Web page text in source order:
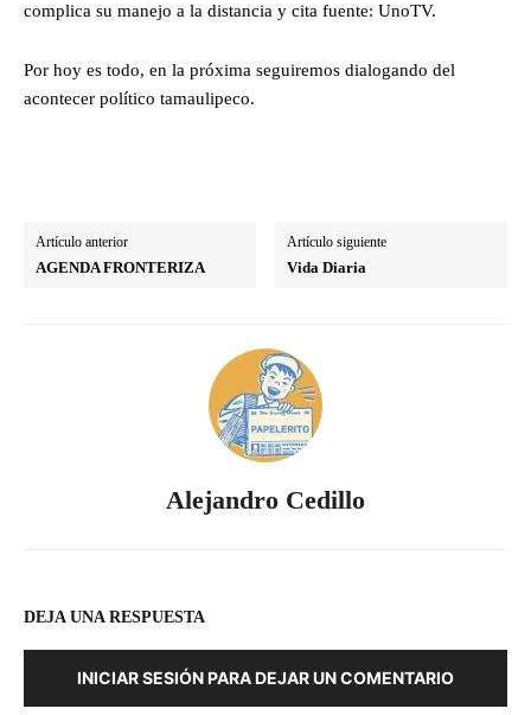
complica su manejo a la distancia y cita fuente: UnoTV.
Por hoy es todo, en la próxima seguiremos dialogando del
acontecer político tamaulipeco.
Artículo anterior
AGENDA FRONTERIZA
Artículo siguiente
Vida Diaria
Alejandro Cedillo
DEJA UNA RESPUESTA
INICIAR SESIÓN PARA DEJAR UN COMENTARIO